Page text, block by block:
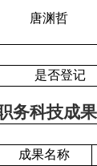
唐渊哲
是否登记
务科技成
成果名称